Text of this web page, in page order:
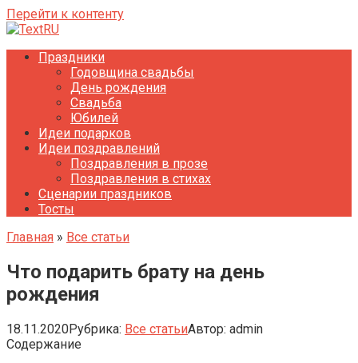
Перейти к контенту
Праздники
Годовщина свадьбы
День рождения
Свадьба
Юбилей
Идеи подарков
Идеи поздравлений
Поздравления в прозе
Поздравления в стихах
Сценарии праздников
Тосты
Главная » Все статьи
Что подарить брату на день
рождения
18.11.2020Рубрика: Все статьиАвтор: admin
Содержание